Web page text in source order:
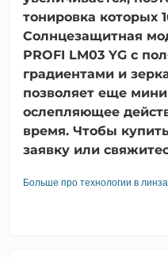
тонировка которых
Солнцезащитная
PROFI LM03 YG с
градиентами и
позволяет еще
ослепляющее
время. Чтобы
заявку или
Больше про технологии в